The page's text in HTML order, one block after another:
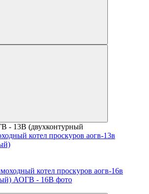
- 13В (двухконтурный
котел проскуров аогв-13в